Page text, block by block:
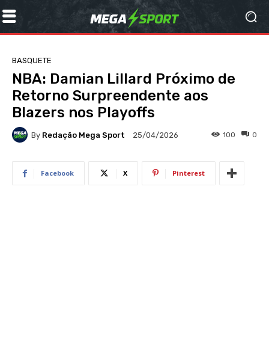
BASQUETE
NBA: Damian Lillard Próximo de
Retorno Surpreendente aos
Blazers nos Playoffs
By Redação Mega Sport 25/04/2026 0
100
Facebook X Pinterest